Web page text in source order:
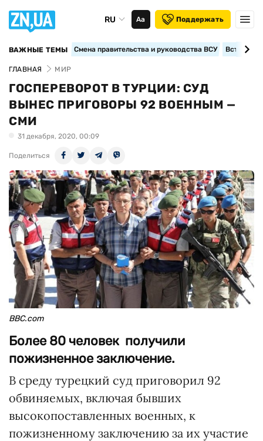
RU Аа Поддержать
ВАЖНЫЕ ТЕМЫ Смена правительства и руководства ВСУ
ГЛАВНАЯ МИР
ГОСПЕРЕВОРОТ В ТУРЦИИ: СУД
ВЫНЕС ПРИГОВОРЫ 92 ВОЕННЫМ —
СМИ
31 декабря, 2020, 00:09
Поделиться
BBC.com
Более 80 человек получили
пожизненное заключение.
В среду турецкий суд приговорил 92
обвиняемых, включая бывших
высокопоставленных военных, к
пожизненному заключению за их участие